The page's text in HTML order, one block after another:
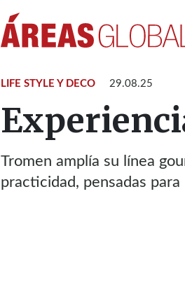
LIFE STYLE Y DECO 29.08.25
Tromen amplía su línea
practicidad, pensadas